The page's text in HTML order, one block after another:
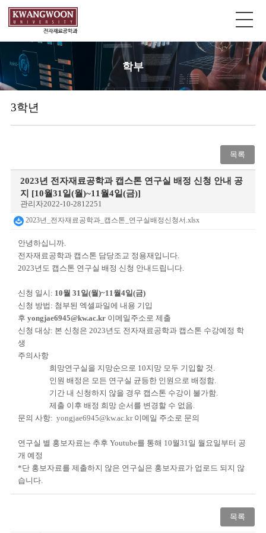
학부
3학년
목록
2023년 전자재료공학과 캡스톤 연구실 배정 신청 안내 공
지 [10월31일(월)~11월4일(금)]
관리자2022-10-2812251
2023년_전자재료공학과_캡스톤_연구실배정신청서.xlsx
안녕하십니까.
전자재료공학과 캡스톤 담당조교 정용재입니다.
2023년도 캡스톤 연구실 배정 신청 안내드립니다.
신청 일시 : 10월 31일(월 )~11월 4일(금)
신청 방법 : 첨부된 엑셀파일에 내용 기입
후 yongjae6945@kw.ac.kr 이메일주소로 제출
신청 대상: 본 신청은 2023년도 전자재료공학과 캡스톤 수강예정 학
생
주의사항
희망연구실을 지망순으로 10지망 모두 기입할 것 .
인원 배정은 모든 연구실 균등한 인원으로 배정함.
기간 내 신청하지 않을 경우 캡스톤 수강이 불가함.
제출 이후 배정 희망 순서를 변경할 수 없음.
문의 사항: yongjae6945@kw.ac.kr 이메일 주소로 문의
연구실 별 홍보자료는 추후 Youtube를 통해 10월31일 월요일부터 공
개 예정
*단 홍보자료를 제출하지 않은 연구실은 홍보자료가 업로드 되지 않
습니다.
목록